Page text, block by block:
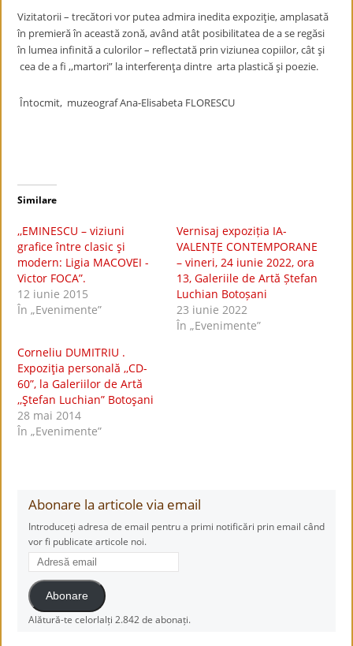
Vizitatorii – trecători vor putea admira inedita expoziţie, amplasată
în premieră în această zonă, având atât posibilitatea de a se regăsi
în lumea infinită a culorilor – reflectată prin viziunea copiilor, cât şi
cea de a fi ,,martori” la interferenţa dintre arta plastică şi poezie.
Întocmit, muzeograf Ana-Elisabeta FLORESCU
Similare
,,EMINESCU – viziuni
grafice între clasic şi
modern: Ligia MACOVEI -
Victor FOCA”.
12 iunie 2015
În „Evenimente”
Vernisaj expoziția IA-
VALENȚE CONTEMPORANE
– vineri, 24 iunie 2022, ora
13, Galeriile de Artă Ștefan
Luchian Botoșani
23 iunie 2022
În „Evenimente”
Corneliu DUMITRIU .
Expoziţia personală ,,CD-
60”, la Galeriilor de Artă
,,Ştefan Luchian” Botoşani
28 mai 2014
În „Evenimente”
Abonare la articole via email
Introduceți adresa de email pentru a primi notificări prin email când
vor fi publicate articole noi.
Adresă
email
Abonare
Alătură-te celorlalți 2.842 de abonați.